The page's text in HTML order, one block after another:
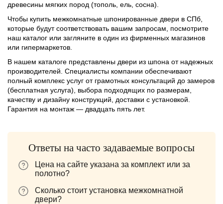
древесины мягких пород (тополь, ель, сосна).
Чтобы купить межкомнатные шпонированные двери в СПб,
которые будут соответствовать вашим запросам, посмотрите
наш каталог или загляните в один из фирменных магазинов
или гипермаркетов.
В нашем каталоге представлены двери из шпона от надежных
производителей. Специалисты компании обеспечивают
полный комплекс услуг от грамотных консультаций до замеров
(бесплатная услуга), выбора подходящих по размерам,
качеству и дизайну конструкций, доставки с установкой.
Гарантия на монтаж — двадцать пять лет.
Ответы на часто задаваемые вопросы
Цена на сайте указана за комплект или за
полотно?
Сколько стоит установка межкомнатной
двери?